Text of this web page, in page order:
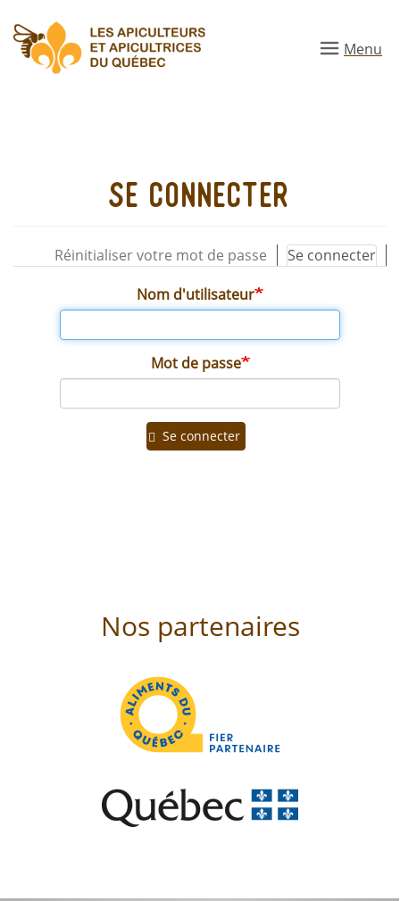
au
contenu
principal
Menu
Se connecter
Onglets
principaux
Se connecter
Réinitialiser votre mot de passe
Nom d'utilisateur
Mot de passe
Se connecter
Nos partenaires